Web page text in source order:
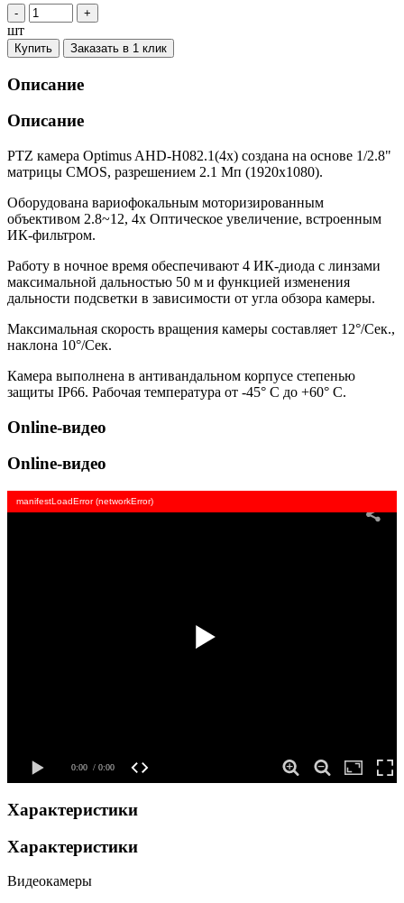
- +
шт
Купить Заказать в 1 клик
Описание
Описание
PTZ камера Optimus AHD-H082.1(4x) создана на основе 1/2.8"
матрицы CMOS, разрешением 2.1 Мп (1920x1080).
Оборудована вариофокальным моторизированным
объективом 2.8~12, 4x Оптическое увеличение, встроенным
ИК-фильтром.
Работу в ночное время обеспечивают 4 ИК-диода с линзами
максимальной дальностью 50 м и функцией изменения
дальности подсветки в зависимости от угла обзора камеры.
Максимальная скорость вращения камеры составляет 12°/Сек.,
наклона 10°/Сек.
Камера выполнена в антивандальном корпусе степенью
защиты IP66. Рабочая температура от -45° С до +60° С.
Online-видео
Online-видео
Характеристики
Характеристики
Видеокамеры